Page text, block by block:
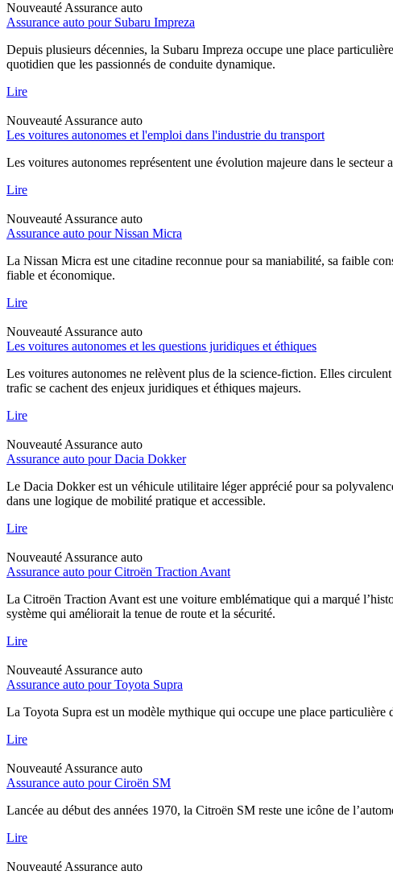
Nouveauté Assurance auto
Assurance auto pour Subaru Impreza
Depuis plusieurs décennies, la Subaru Impreza occupe une place
quotidien que les passionnés de conduite dynamique.
Lire
Nouveauté Assurance auto
Les voitures autonomes et l'emploi dans l'industrie du transport
Les voitures autonomes représentent une évolution majeure dans le
Lire
Nouveauté Assurance auto
Assurance auto pour Nissan Micra
La Nissan Micra est une citadine reconnue pour sa maniabilité, sa faible
fiable et économique.
Lire
Nouveauté Assurance auto
Les voitures autonomes et les questions juridiques et éthiques
Les voitures autonomes ne relèvent plus de la science-fiction. Elles
trafic se cachent des enjeux juridiques et éthiques majeurs.
Lire
Nouveauté Assurance auto
Assurance auto pour Dacia Dokker
Le Dacia Dokker est un véhicule utilitaire léger apprécié pour sa
dans une logique de mobilité pratique et accessible.
Lire
Nouveauté Assurance auto
Assurance auto pour Citroën Traction Avant
La Citroën Traction Avant est une voiture emblématique qui a marqué
système qui améliorait la tenue de route et la sécurité.
Lire
Nouveauté Assurance auto
Assurance auto pour Toyota Supra
La Toyota Supra est un modèle mythique qui occupe une place particulière
Lire
Nouveauté Assurance auto
Assurance auto pour Ciroën SM
Lancée au début des années 1970, la Citroën SM reste une icône de
Lire
Nouveauté Assurance auto